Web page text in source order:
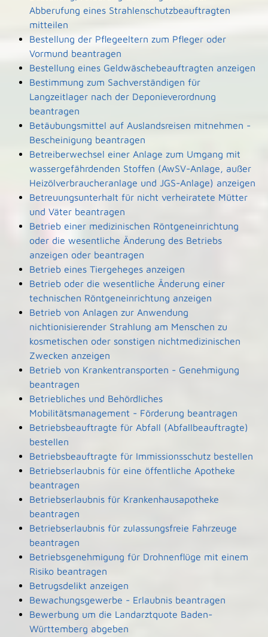
Abberufung eines Strahlenschutzbeauftragten
mitteilen
Bestellung der Pflegeeltern zum Pfleger oder
Vormund beantragen
Bestellung eines Geldwäschebeauftragten anzeigen
Bestimmung zum Sachverständigen für
Langzeitlager nach der Deponieverordnung
beantragen
Betäubungsmittel auf Auslandsreisen mitnehmen -
Bescheinigung beantragen
Betreiberwechsel einer Anlage zum Umgang mit
wassergefährdenden Stoffen (AwSV-Anlage, außer
Heizölverbraucheranlage und JGS-Anlage) anzeigen
Betreuungsunterhalt für nicht verheiratete Mütter
und Väter beantragen
Betrieb einer medizinischen Röntgeneinrichtung
oder die wesentliche Änderung des Betriebs
anzeigen oder beantragen
Betrieb eines Tiergeheges anzeigen
Betrieb oder die wesentliche Änderung einer
technischen Röntgeneinrichtung anzeigen
Betrieb von Anlagen zur Anwendung
nichtionisierender Strahlung am Menschen zu
kosmetischen oder sonstigen nichtmedizinischen
Zwecken anzeigen
Betrieb von Krankentransporten - Genehmigung
beantragen
Betriebliches und Behördliches
Mobilitätsmanagement - Förderung beantragen
Betriebsbeauftragte für Abfall (Abfallbeauftragte)
bestellen
Betriebsbeauftragte für Immissionsschutz bestellen
Betriebserlaubnis für eine öffentliche Apotheke
beantragen
Betriebserlaubnis für Krankenhausapotheke
beantragen
Betriebserlaubnis für zulassungsfreie Fahrzeuge
beantragen
Betriebsgenehmigung für Drohnenflüge mit einem
Risiko beantragen
Betrugsdelikt anzeigen
Bewachungsgewerbe - Erlaubnis beantragen
Bewerbung um die Landarztquote Baden-
Württemberg abgeben